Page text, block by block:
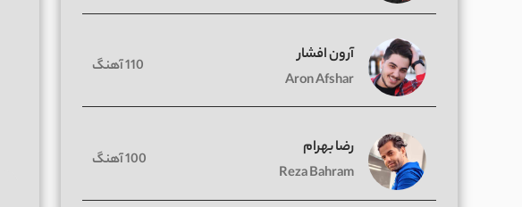
آرون افشار
Aron Afshar
110 آهنگ
رضا بهرام
Reza Bahram
100 آهنگ